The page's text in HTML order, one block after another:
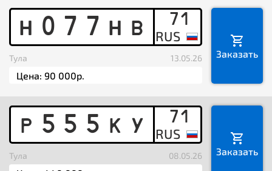
H 0 7 7 H B 71
Тула 13.05.26 Заказать
P 5 5 5 K Y 71
Тула 08.05.26 Заказать